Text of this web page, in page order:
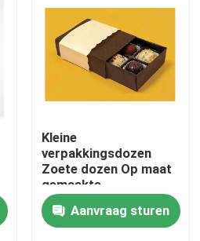
Kleine
verpakkingsdozen
Zoete dozen Op maat
gemaakte
voedselproducten
Dozen Lat Pack
Kartonnen dozen
Aanvraag sturen